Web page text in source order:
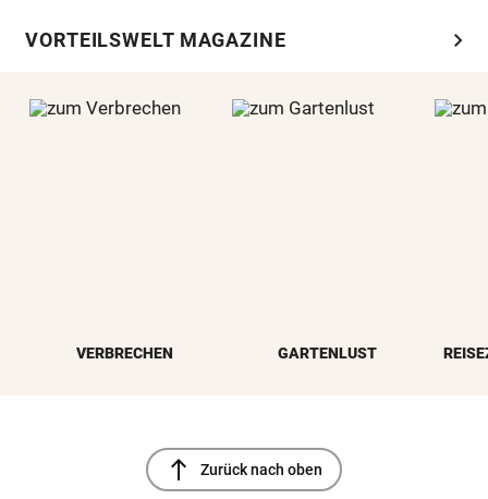
VORTEILSWELT MAGAZINE chevron_right
VERBRECHEN GARTENLUST
north Zurück nach oben